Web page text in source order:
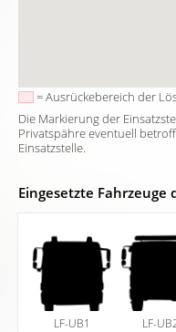
= Ausrückebereich der
Die Markierung der
Privatspähre eventuell
Einsatzstelle.
Eingesetzte Fahrzeuge
LF-UB1 LF-